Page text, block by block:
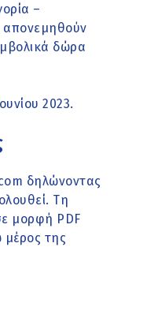
–
απονεμηθούν
δώρα
2023.
δηλώνοντας
Τη
μορφή PDF
της